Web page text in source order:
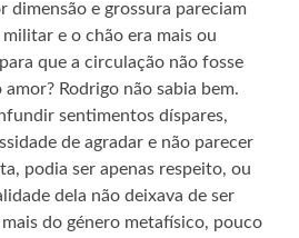
dimensão e grossura pareciam
e o chão era mais ou
que a circulação não fosse
Rodrigo não sabia bem.
sentimentos díspares,
de agradar e não parecer
podia ser apenas respeito, ou
dela não deixava de ser
do género metafísico, pouco